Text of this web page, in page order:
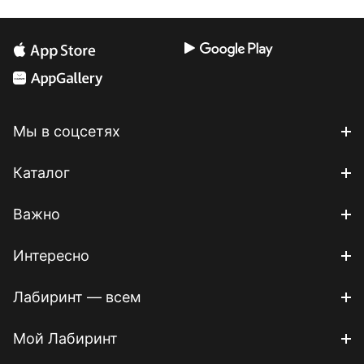
Мы в соцсетях
Каталог
Важно
Интересно
Лабиринт — всем
Мой Лабиринт